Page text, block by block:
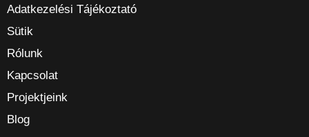
Adatkezelési Tájékoztató
Sütik
Rólunk
Kapcsolat
Projektjeink
Blog